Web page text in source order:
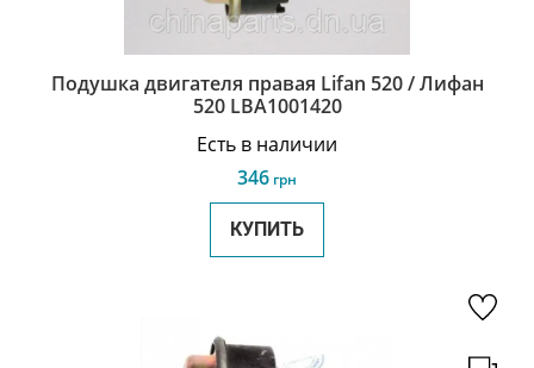
Подушка двигателя правая Lifan 520 / Лифан
520 LBA1001420
Есть в наличии
346 грн
КУПИТЬ